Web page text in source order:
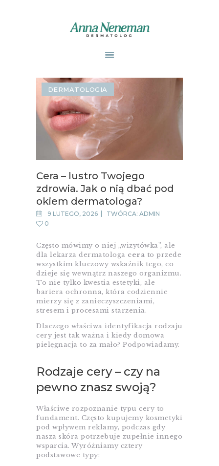
PUBLIKACJE
ZABIEGI
O MNIE
GABINETY
WPISY
KONTAKT
DERMATOLOGIA
Cera – lustro Twojego
zdrowia. Jak o nią dbać pod
okiem dermatologa?
9 LUTEGO, 2026 TWÓRCA: ADMIN
0
Często mówimy o niej „wizytówka”, ale
dla lekarza dermatologa cera to przede
wszystkim kluczowy wskaźnik tego, co
dzieje się wewnątrz naszego organizmu.
To nie tylko kwestia estetyki, ale
bariera ochronna, która codziennie
mierzy się z zanieczyszczeniami,
stresem i procesami starzenia.
Dlaczego właściwa identyfikacja rodzaju
cery jest tak ważna i kiedy domowa
pielęgnacja to za mało? Podpowiadamy.
Rodzaje cery – czy na
pewno znasz swoją?
Właściwe rozpoznanie typu cery to
fundament. Często kupujemy kosmetyki
pod wpływem reklamy, podczas gdy
nasza skóra potrzebuje zupełnie innego
wsparcia. Wyróżniamy cztery
podstawowe typy: